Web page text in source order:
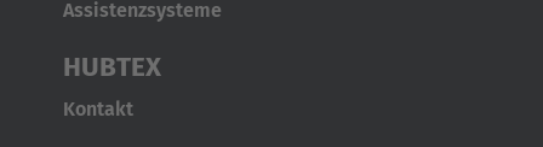
Assistenzsysteme
HUBTEX
Kontakt